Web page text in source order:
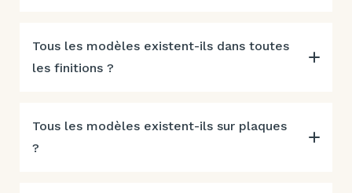
Tous les modèles existent-ils dans toutes
les finitions ?
Tous les modèles existent-ils sur plaques
?